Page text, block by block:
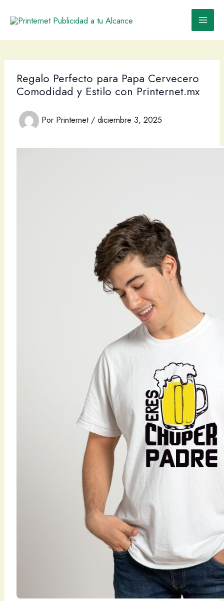
Regalo Perfecto para Papa Cervecero
Comodidad y Estilo con Printernet.mx
Por Printernet / diciembre 3, 2025